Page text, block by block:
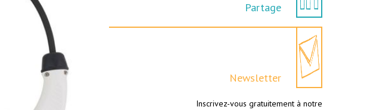
Partage
Newsletter
Inscrivez-vous gratuitement à notre